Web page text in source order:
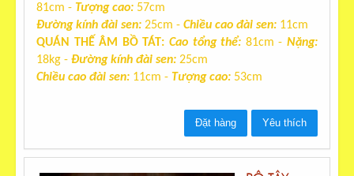
81cm - Tượng cao: 57cm
Đường kính đài sen: 25cm - Chiều cao đài sen: 11cm
QUÁN THẾ ÂM BỒ TÁT:Cao tổng thể: 81cm -Nặng:
18kg - Đường kính đài sen: 25cm
Chiều cao đài sen: 11cm - Tượng cao: 53cm
Đặt hàng Yêu thích